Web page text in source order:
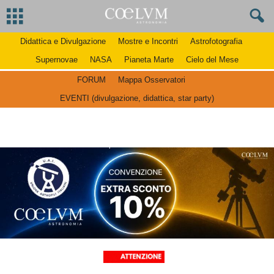
Didattica e Divulgazione Mostre e Incontri
Astrofotografia
Supernovae
NASA Pianeta Marte Cielo del Mese
FORUM
Mappa Osservatori
EVENTI (divulgazione, didattica, star party)